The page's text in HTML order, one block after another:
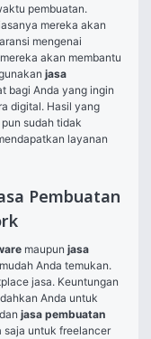
pembuatan.
mereka akan
mengenai
akan membantu
jasa
bagi Anda yang ingin
digital. Hasil yang
sudah tidak
layanan
Pembuatan
maupun jasa
Anda temukan.
jasa. Keuntungan
Anda untuk
dan jasa pembuatan
saja untuk freelancer